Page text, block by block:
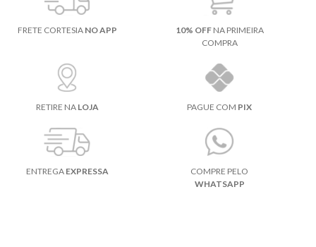
FRETE CORTESIA NO APP 10% OFFNA PRIMEIRA
COMPRA
RETIRE NA LOJA PAGUE COM PIX
ENTREGA EXPRESSA
COMPRE PELO
WHATSAPP